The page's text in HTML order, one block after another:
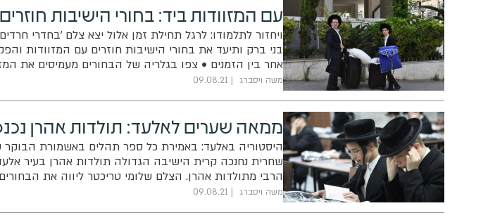
עם המזוודות ביד: בחורי הישיבות
ויחזור לתלמודו: לרגל תחילת זמן אלול יצא צלם 'בחדרי
בני ברק ותיעד את בחורי הישיבות חוזרים עם המזוודות
אחר בין הזמנים • צפו בגלריה של הבחורים מעמיסים את
לכור מחצבתם • חילם לאורייתא!
משה ויסברג 09.08.21
ממאה שערים לאלעד: תולדות אהרן
היסטוריה באלעד: באמירת כל ספר תהלים באשמורת הבוקר
שחרית נחנכה קרית הישיבה הגדולה תולדות אהרן בעיר
הרבי מתולדות אהרן. הצלם שלומי טריכטר ליווה את
משה ויסברג 09.08.21